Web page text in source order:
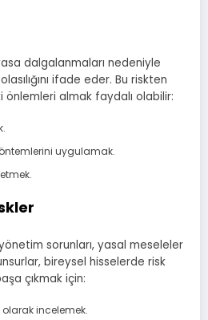
dalgalanmaları nedeniyle
ifade eder. Bu riskten
önlemleri almak faydalı olabilir:
uygulamak.
sorunları, yasal meseleler
bireysel hisselerde risk
çıkmak için:
olarak incelemek.